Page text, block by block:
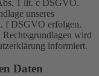
1 lit. c DSGVO.
unseres
f DSGVO erfolgen.
wird
informiert.
Daten